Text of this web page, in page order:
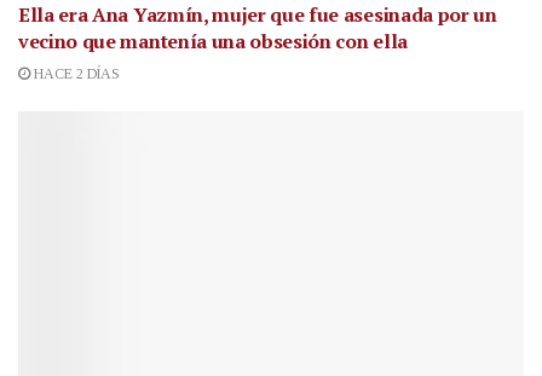
Ella era Ana Yazmín, mujer que fue asesinada por un
vecino que mantenía una obsesión con ella
HACE 2 DÍAS